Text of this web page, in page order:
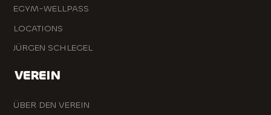
EGYM-WELLPASS
LOCATIONS
JÜRGEN SCHLEGEL
VEREIN
ÜBER DEN VEREIN